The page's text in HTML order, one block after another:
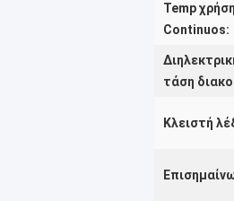
Temp
Continuos:
τάση
Κλειστή